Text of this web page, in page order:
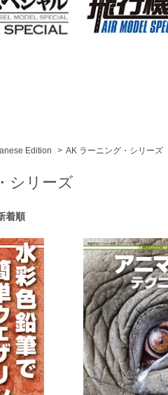
Edition > AK ラーニング・シリーズ
シリーズ
着順